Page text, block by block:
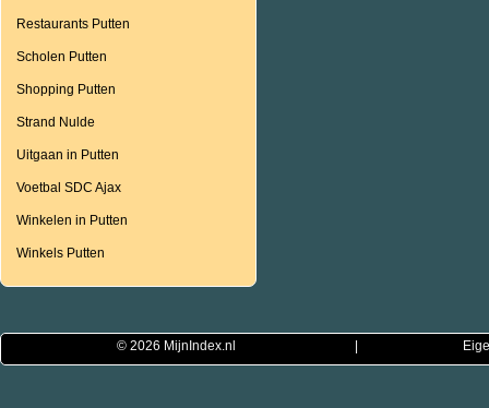
Restaurants Putten
Scholen Putten
Shopping Putten
Strand Nulde
Uitgaan in Putten
Voetbal SDC Ajax
Winkelen in Putten
Winkels Putten
© 2026 MijnIndex.nl